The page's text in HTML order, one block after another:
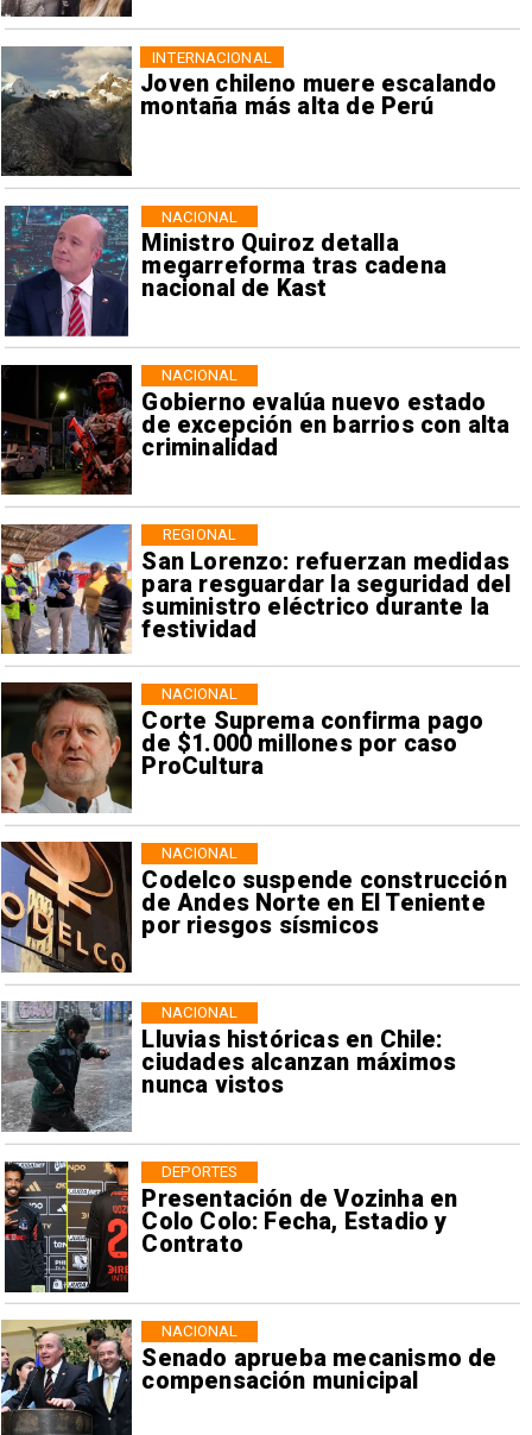
Joven chileno muere escalando
montaña más alta de Perú
INTERNACIONAL
Ministro Quiroz detalla
megarreforma tras cadena
nacional de Kast
NACIONAL
Gobierno evalúa nuevo estado
de excepción en barrios con alta
criminalidad
NACIONAL
San Lorenzo: refuerzan medidas
para resguardar la seguridad del
suministro eléctrico durante la
festividad
REGIONAL
Corte Suprema confirma pago
de $1.000 millones por caso
ProCultura
NACIONAL
Codelco suspende construcción
de Andes Norte en El Teniente
por riesgos sísmicos
NACIONAL
Lluvias históricas en Chile:
ciudades alcanzan máximos
nunca vistos
NACIONAL
Presentación de Vozinha en
Colo Colo: Fecha, Estadio y
Contrato
DEPORTES
Senado aprueba mecanismo de
compensación municipal
NACIONAL